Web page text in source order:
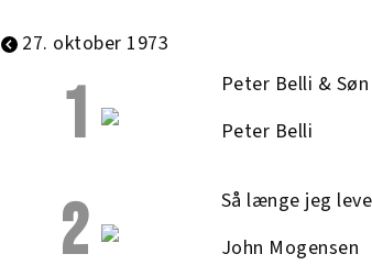
27. oktober 1973
1
Peter Belli & Søn
Peter Belli
2
Så længe jeg
John Mogensen